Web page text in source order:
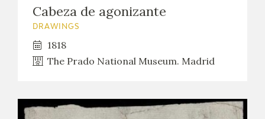
Cabeza de agonizante
DRAWINGS
1818
The Prado National Museum. Madrid